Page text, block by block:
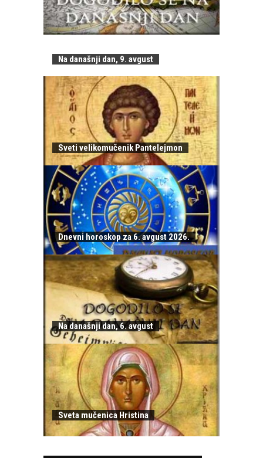
Na današnji dan, 9. avgust
Sveti velikomučenik Pantelejmon
Dnevni horoskop za 6. avgust 2026.
Na današnji dan, 6. avgust
Sveta mučenica Hristina